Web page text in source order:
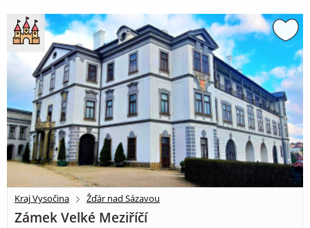
Kraj Vysočina Žďár nad Sázavou
Zámek Velké Meziříčí